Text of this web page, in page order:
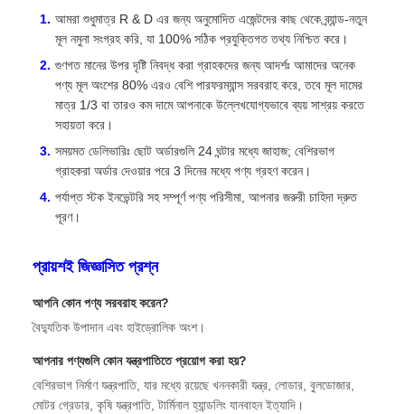
আমরা শুধুমাত্র R & D এর জন্য অনুমোদিত এজেন্টদের কাছ থেকে ব্র্যান্ড-নতুন
মূল নমুনা সংগ্রহ করি, যা 100% সঠিক প্রযুক্তিগত তথ্য নিশ্চিত করে।
গুণগত মানের উপর দৃষ্টি নিবদ্ধ করা গ্রাহকদের জন্য আদর্শঃ আমাদের অনেক
পণ্য মূল অংশের 80% এরও বেশি পারফরম্যান্স সরবরাহ করে, তবে মূল দামের
মাত্র 1/3 বা তারও কম দামে আপনাকে উল্লেখযোগ্যভাবে ব্যয় সাশ্রয় করতে
সহায়তা করে।
সময়মত ডেলিভারিঃ ছোট অর্ডারগুলি 24 ঘন্টার মধ্যে জাহাজ; বেশিরভাগ
গ্রাহকরা অর্ডার দেওয়ার পরে 3 দিনের মধ্যে পণ্য গ্রহণ করেন।
পর্যাপ্ত স্টক ইনভেন্টরি সহ সম্পূর্ণ পণ্য পরিসীমা, আপনার জরুরী চাহিদা দ্রুত
পূরণ।
প্রায়শই জিজ্ঞাসিত প্রশ্ন
আপনি কোন পণ্য সরবরাহ করেন?
বৈদ্যুতিক উপাদান এবং হাইড্রোলিক অংশ।
আপনার পণ্যগুলি কোন যন্ত্রপাতিতে প্রয়োগ করা হয়?
বেশিরভাগ নির্মাণ যন্ত্রপাতি, যার মধ্যে রয়েছে খননকারী যন্ত্র, লোডার, বুলডোজার,
মোটর গ্রেডার, কৃষি যন্ত্রপাতি, টার্মিনাল হ্যান্ডলিং যানবাহন ইত্যাদি।